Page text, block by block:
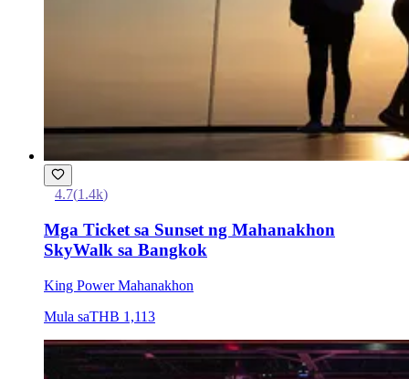
4.7(1.4k)
Mga Ticket sa Sunset ng Mahanakhon
SkyWalk sa Bangkok
King Power Mahanakhon
Mula saTHB 1,113